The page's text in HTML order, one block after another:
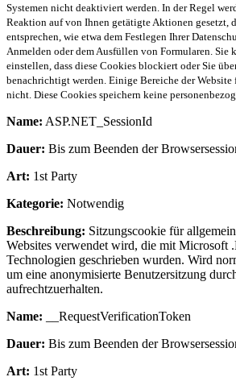
Systemen nicht deaktiviert werden. In der Regel
Reaktion auf von Ihnen getätigte Aktionen gesetzt,
entsprechen, wie etwa dem Festlegen Ihrer
Anmelden oder dem Ausfüllen von Formularen. Sie
einstellen, dass diese Cookies blockiert oder Sie
benachrichtigt werden. Einige Bereiche der
nicht. Diese Cookies speichern keine
Name: ASP.NET_SessionId
Dauer: Bis zum Beenden der
Art: 1st Party
Kategorie: Notwendig
Beschreibung: Sitzungscookie für
Websites verwendet wird, die mit Microsoft
Technologien geschrieben wurden. Wird
um eine anonymisierte Benutzersitzung
aufrechtzuerhalten.
Name: __RequestVerificationToken
Dauer: Bis zum Beenden der
Art: 1st Party